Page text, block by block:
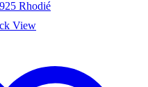
View